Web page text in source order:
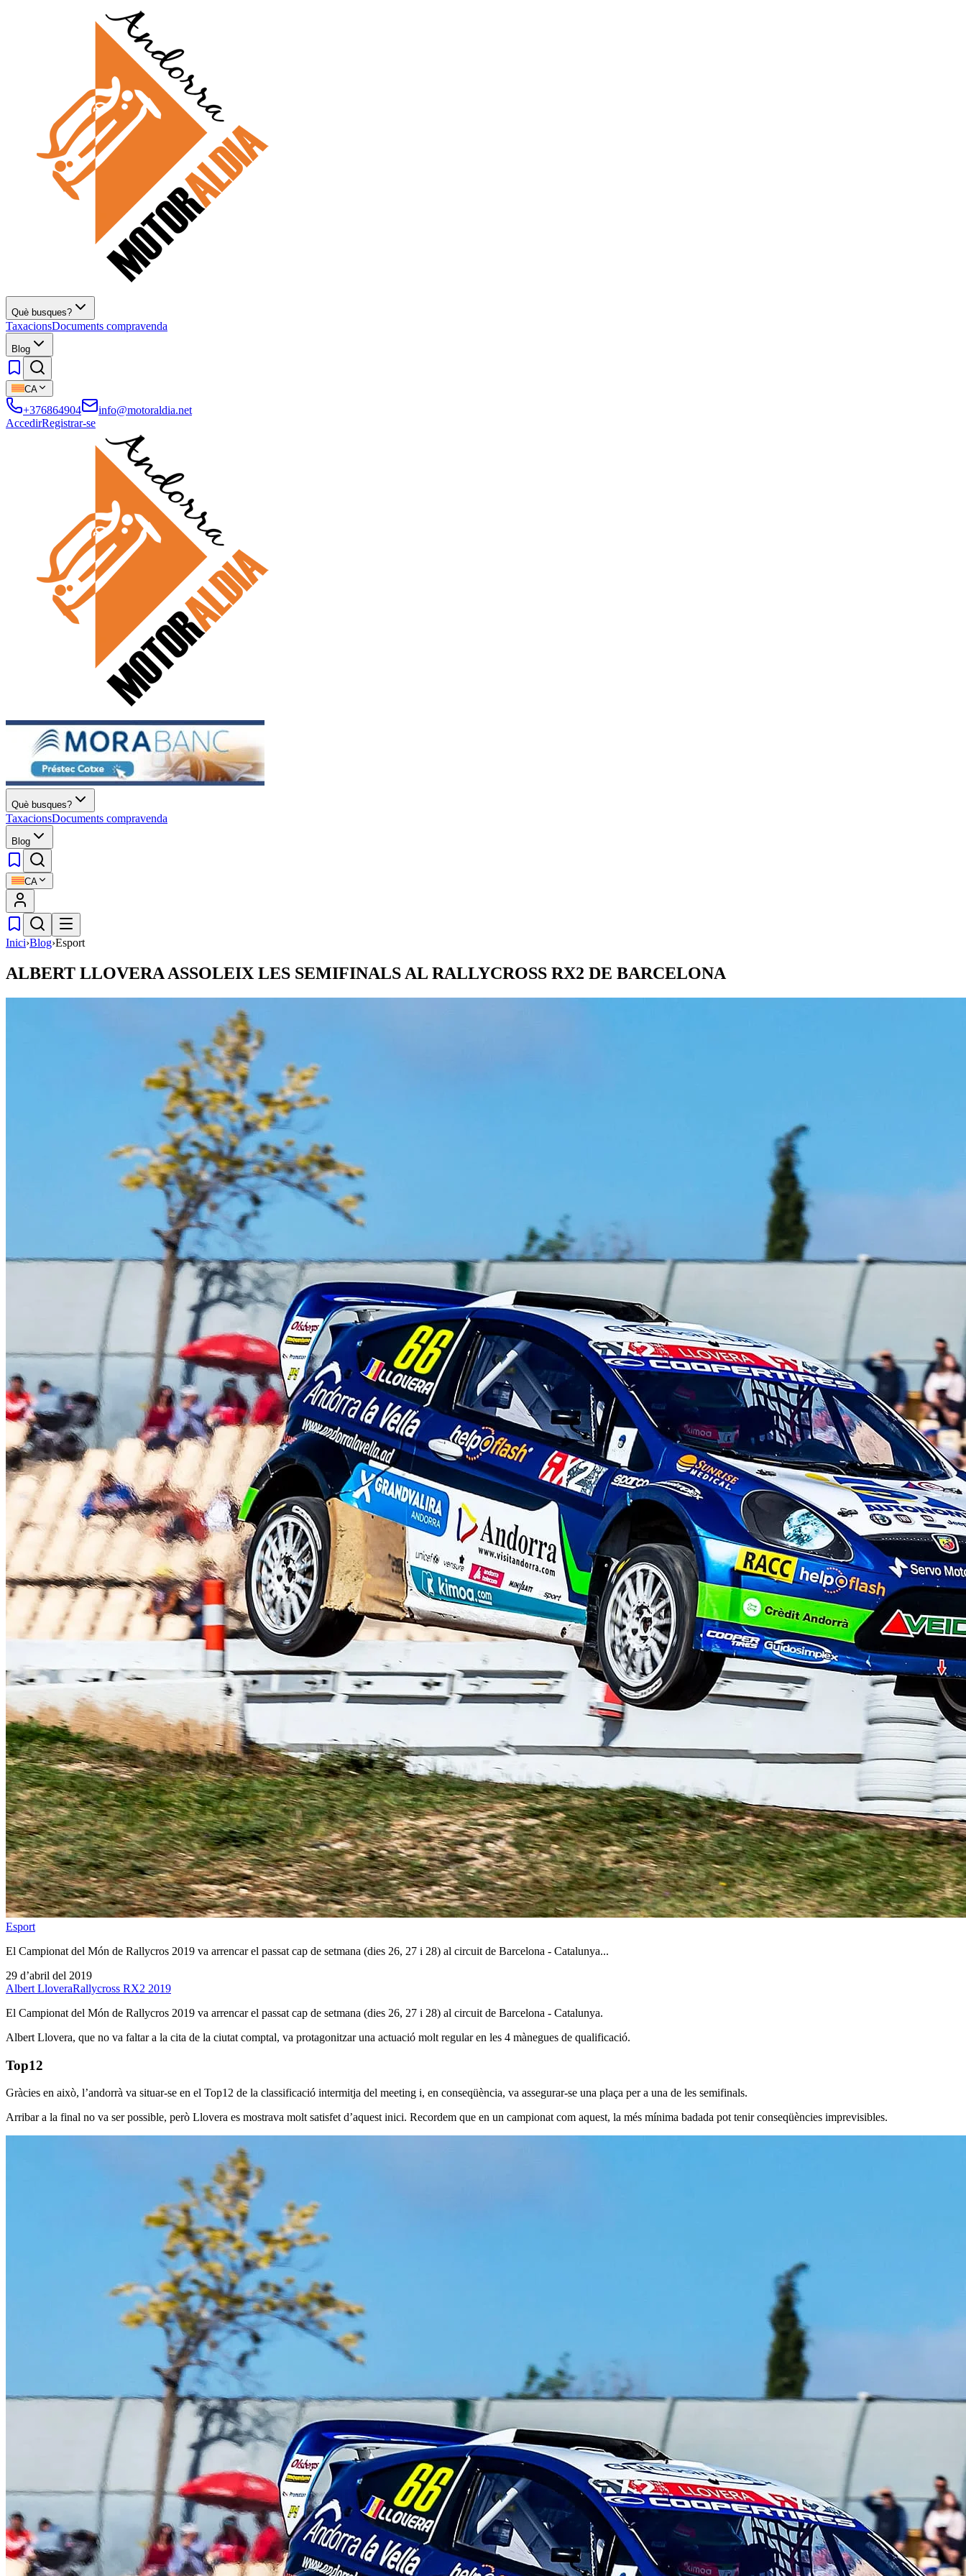
Què busques?
TaxacionsDocuments compravenda
Blog
CA
+376864904
info@motoraldia.net
AccedirRegistrar-se
Què busques?
TaxacionsDocuments compravenda
Blog
CA
Inici›Blog›Esport
ALBERT LLOVERA ASSOLEIX LES SEMIFINALS AL RALLYCROSS RX2 DE BARCELONA
Esport
El Campionat del Món de Rallycros 2019 va arrencar el passat cap de setmana (dies 26, 27 i 28) al circuit de Barcelona - Catalunya...
29 d’abril del 2019
Albert LloveraRallycross RX2 2019
El Campionat del Món de Rallycros 2019 va arrencar el passat cap de setmana (dies 26, 27 i 28) al circuit de Barcelona - Catalunya.
Albert Llovera, que no va faltar a la cita de la ciutat comptal, va protagonitzar una actuació molt regular en les 4 mànegues de qualificació.
Top12
Gràcies en això, l’andorrà va situar-se en el Top12 de la classificació intermitja del meeting i, en conseqüència, va assegurar-se una plaça per a una de les semifinals.
Arribar a la final no va ser possible, però Llovera es mostrava molt satisfet d’aquest inici. Recordem que en un campionat com aquest, la més mínima badada pot tenir conseqüències imprevisibles.